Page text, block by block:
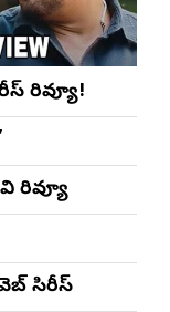
రివ్యూ!
రివ్యూ
వెబ్ సిరీస్